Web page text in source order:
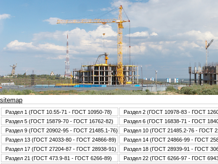
sitemap
Раздел 1 (ГОСТ 10.55-71 - ГОСТ 10950-78)
Раздел 2 (ГОСТ 10978-83 - ГОСТ
Раздел 5 (ГОСТ 15879-70 - ГОСТ 16762-82)
Раздел 6 (ГОСТ 16838-71 - ГОСТ
Раздел 9 (ГОСТ 20902-95 - ГОСТ 21485.1-76)
Раздел 10 (ГОСТ 21485.2-76 - ГОСТ
Раздел 13 (ГОСТ 24033-80 - ГОСТ 24866-89)
Раздел 14 (ГОСТ 24866-99 - ГОСТ
Раздел 17 (ГОСТ 27204-87 - ГОСТ 28938-91)
Раздел 18 (ГОСТ 28939-91 - ГОСТ
Раздел 21 (ГОСТ 473.9-81 - ГОСТ 6266-89)
Раздел 22 (ГОСТ 6266-97 - ГОСТ